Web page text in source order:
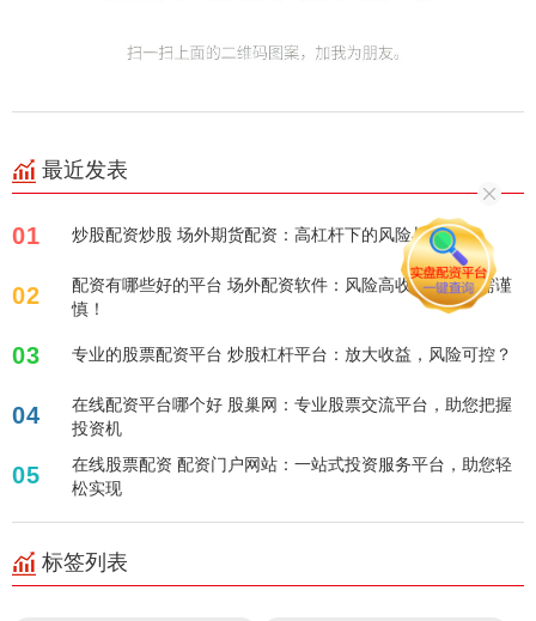
最近发表
01 炒股配资炒股 场外期货配资：高杠杆下的风险与机遇
02
配资有哪些好的平台 场外配资软件：风险高收益？选择需谨
慎！
03 专业的股票配资平台 炒股杠杆平台：放大收益，风险可控？
04
在线配资平台哪个好 股巢网：专业股票交流平台，助您把握
投资机
05
在线股票配资 配资门户网站：一站式投资服务平台，助您轻
松实现
标签列表